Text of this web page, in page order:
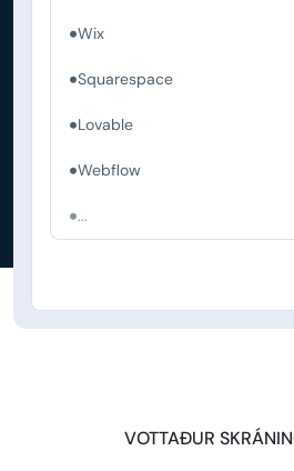
Wix
Squarespace
Lovable
Webflow
...
VOTTAÐUR